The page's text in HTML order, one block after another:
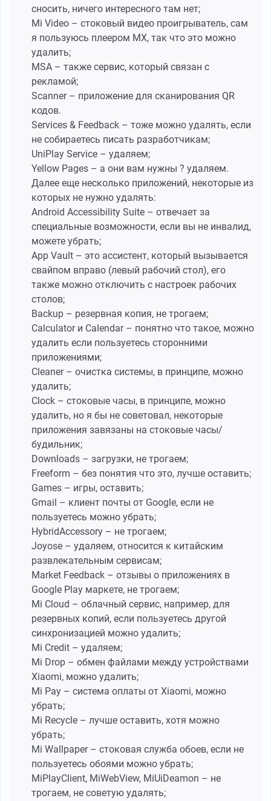
сносить, ничего интересного там нет;
Mi Video – стоковый видео проигрыватель, сам
я пользуюсь плеером MX, так что это можно
удалить;
MSA – также сервис, который связан с
рекламой;
Scanner – приложение для сканирования QR
кодов.
Services & Feedback – тоже можно удалять, если
не собираетесь писать разработчикам;
UniPlay Service – удаляем;
Yellow Pages – а они вам нужны ? удаляем.
Далее еще несколько приложений, некоторые из
которых не нужно удалять:
Android Accessibility Suite – отвечает за
специальные возможности, если вы не инвалид,
можете убрать;
App Vault – это ассистент, который вызывается
свайпом вправо (левый рабочий стол), его
также можно отключить с настроек рабочих
столов;
Backup – резервная копия, не трогаем;
Calculator и Calendar – понятно что такое, можно
удалить если пользуетесь сторонними
приложениями;
Cleaner – очистка системы, в принципе, можно
удалить;
Clock – стоковые часы, в принципе, можно
удалить, но я бы не советовал, некоторые
приложения завязаны на стоковые часы/
будильник;
Downloads – загрузки, не трогаем;
Freeform – без понятия что это, лучше оставить;
Games – игры, оставить;
Gmail – клиент почты от Google, если не
пользуетесь можно убрать;
HybridAccessory – не трогаем;
Joyose – удаляем, относится к китайским
развлекательным сервисам;
Market Feedback – отзывы о приложениях в
Google Play маркете, не трогаем;
Mi Cloud – облачный сервис, например, для
резервных копий, если пользуетесь другой
синхронизацией можно удалить;
Mi Credit – удаляем;
Mi Drop – обмен файлами между устройствами
Xiaomi, можно удалить;
Mi Pay – система оплаты от Xiaomi, можно
убрать;
Mi Recycle – лучше оставить, хотя можно
убрать;
Mi Wallpaper – стоковая служба обоев, если не
пользуетесь обоями можно убрать;
MiPlayClient, MiWebView, MiUiDeamon – не
трогаем, не советую удалять;